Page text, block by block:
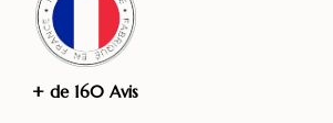
+ de 160 Avis